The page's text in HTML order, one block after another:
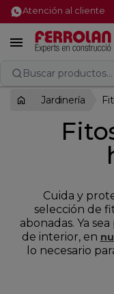
Atención al cliente

Buscar productos...
Jardinería
Cuida y
selección de
abonadas. Ya
de interior, en
lo necesario